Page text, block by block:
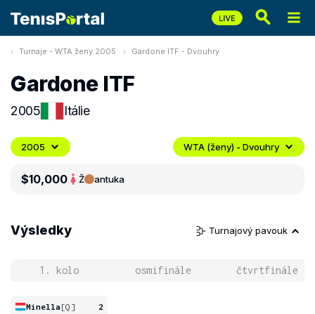
Turnaje - WTA ženy 2005 Gardone ITF - Dvouhry
Gardone ITF
2005 Itálie
2005 WTA (ženy) - Dvouhry
$10,000 Ž antuka
Výsledky Turnajový pavouk
1. kolo osmifinále čtvrtfinále
Minella[Q]
2